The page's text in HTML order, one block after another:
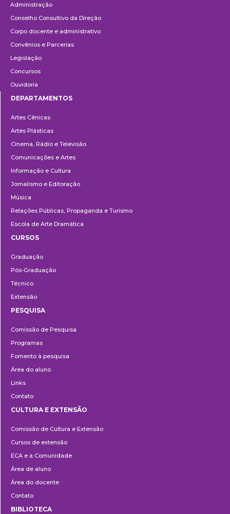
Administração
Conselho Consultivo da Direção
Corpo docente e administrativo
Convênios e Parcerias
Legislação
Concursos
Ouvidoria
DEPARTAMENTOS
Artes Cênicas
Artes Plásticas
Cinema, Rádio e Televisão
Comunicações e Artes
Informação e Cultura
Jornalismo e Editoração
Música
Relações Públicas, Propaganda e Turismo
Escola de Arte Dramática
CURSOS
Graduação
Pós-Graduação
Técnico
Extensão
PESQUISA
Comissão de Pesquisa
Programas
Fomento à pesquisa
Área do aluno
Links
Contato
e
Extensão
CULTURA E EXTENSÃO
Comissão de Cultura e Extensão
Cursos de extensão
ECA e a Comunidade
Área de aluno
Área do docente
Contato
BIBLIOTECA